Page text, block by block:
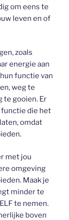
om eens te
leven en of
zoals
energie aan
functie van
weg te
te gooien. Er
functie die het
omdat
met jou
omgeving
Maak je
minder te
te nemen.
boven